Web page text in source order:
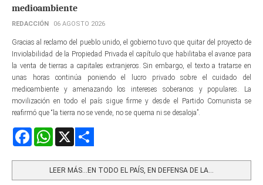
medioambiente
REDACCIÓN 06 AGOSTO 2026
Gracias al reclamo del pueblo unido, el gobierno tuvo que quitar del proyecto de
Inviolabilidad de la Propiedad Privada el capítulo que habilitaba el avance para
la venta de tierras a capitales extranjeros. Sin embargo, el texto a tratarse en
unas horas continúa poniendo el lucro privado sobre el cuidado del
medioambiente y amenazando los intereses soberanos y populares. La
movilización en todo el país sigue firme y desde el Partido Comunista se
reafirmó que “la tierra no se vende, no se quema ni se desaloja”.
FacebookWhatsApp
LEER MÁS…EN TODO EL PAÍS, EN DEFENSA DE LA...